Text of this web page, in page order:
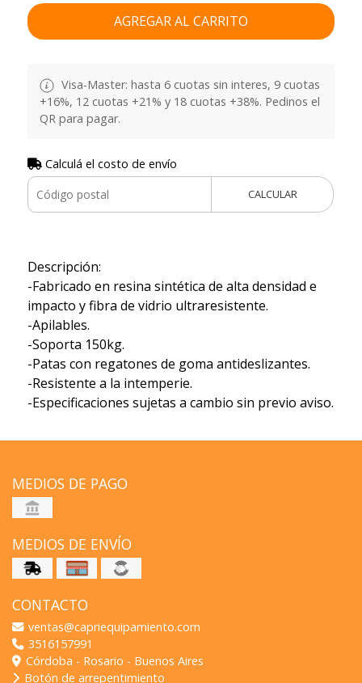
AGREGAR AL CARRITO
Visa-Master: hasta 6 cuotas sin interes, 9 cuotas
+16%, 12 cuotas +21% y 18 cuotas +38%. Pedinos el
QR para pagar.
Calculá el costo de envío
CALCULAR
Descripción:
-Fabricado en resina sintética de alta densidad e
impacto y fibra de vidrio ultraresistente.
-Apilables.
-Soporta 150kg.
-Patas con regatones de goma antideslizantes.
-Resistente a la intemperie.
-Especificaciones sujetas a cambio sin previo aviso.
MEDIOS DE PAGO
MEDIOS DE ENVÍO
CONTACTO
ventas@capriequipamiento.com
3516157991
Córdoba - Rosario - Buenos Aires
Botón de arrepentimiento